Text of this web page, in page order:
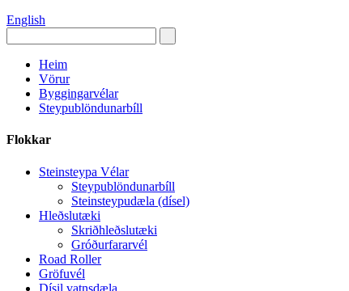
English
Heim
Vörur
Byggingarvélar
Steypublöndunarbíll
Flokkar
Steinsteypa Vélar
Steypublöndunarbíll
Steinsteypudæla (dísel)
Hleðslutæki
Skriðhleðslutæki
Gróðurfararvél
Road Roller
Gröfuvél
Dísil vatnsdæla